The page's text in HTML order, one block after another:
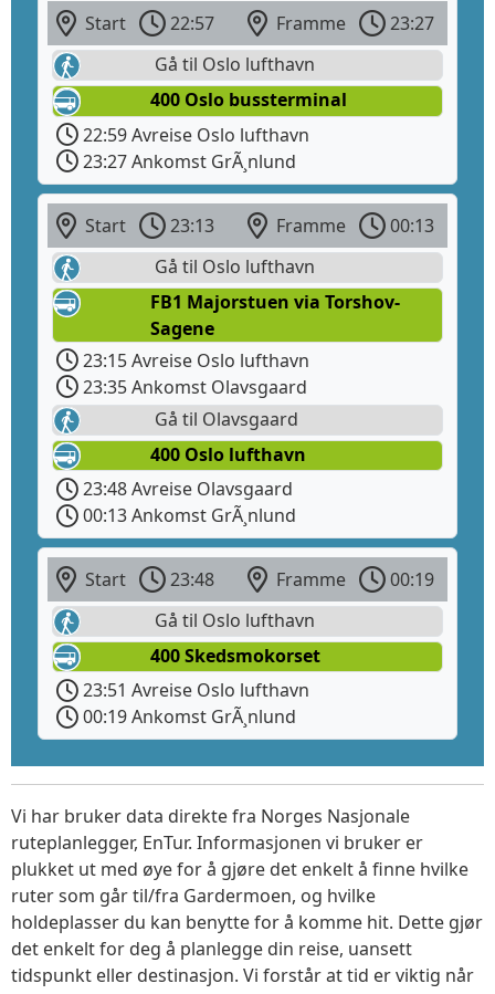
Start 22:57 Framme
23:27
Gå til Oslo lufthavn
400 Oslo bussterminal
22:59 Avreise Oslo lufthavn
23:27 Ankomst GrÃ¸nlund
Start 23:13 Framme
00:13
Gå til Oslo lufthavn
FB1 Majorstuen via Torshov-
Sagene
23:15 Avreise Oslo lufthavn
23:35 Ankomst Olavsgaard
Gå til Olavsgaard
400 Oslo lufthavn
23:48 Avreise Olavsgaard
00:13 Ankomst GrÃ¸nlund
Start 23:48 Framme
00:19
Gå til Oslo lufthavn
400 Skedsmokorset
23:51 Avreise Oslo lufthavn
00:19 Ankomst GrÃ¸nlund
Vi har bruker data direkte fra Norges Nasjonale
ruteplanlegger, EnTur. Informasjonen vi bruker er
plukket ut med øye for å gjøre det enkelt å finne hvilke
ruter som går til/fra Gardermoen, og hvilke
holdeplasser du kan benytte for å komme hit. Dette gjør
det enkelt for deg å planlegge din reise, uansett
tidspunkt eller destinasjon. Vi forstår at tid er viktig når